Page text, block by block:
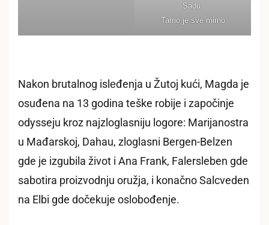
Sadu.
Tamo je sve mirno
Nakon brutalnog islеđenja u Žutoj kući, Magda je
osuđena na 13 godina teške robije i započinje
odysseju kroz najzloglasniju logore: Marijanostra
u Mađarskoj, Dahau, zloglasni Bergen-Belzen
gde je izgubila život i Ana Frank, Falersleben gde
sabotira proizvodnju oružja, i konačno Salcveden
na Elbi gde dočekuje oslobođenje.